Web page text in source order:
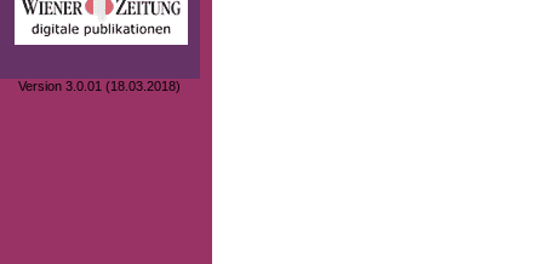
Version 3.0.01 (18.03.2018)